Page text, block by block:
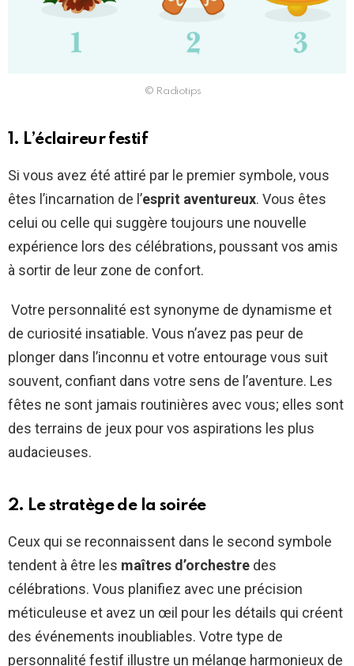
© Radiotips
1. L’éclaireur festif
Si vous avez été attiré par le premier symbole, vous
êtes l’incarnation de l’esprit aventureux. Vous êtes
celui ou celle qui suggère toujours une nouvelle
expérience lors des célébrations, poussant vos amis
à sortir de leur zone de confort.
Votre personnalité est synonyme de dynamisme et
de curiosité insatiable. Vous n’avez pas peur de
plonger dans l’inconnu et votre entourage vous suit
souvent, confiant dans votre sens de l’aventure. Les
fêtes ne sont jamais routinières avec vous; elles sont
des terrains de jeux pour vos aspirations les plus
audacieuses.
2. Le stratège de la soirée
Ceux qui se reconnaissent dans le second symbole
tendent à être les maîtres d’orchestre des
célébrations. Vous planifiez avec une précision
méticuleuse et avez un œil pour les détails qui créent
des événements inoubliables. Votre type de
personnalité festif illustre un mélange harmonieux de